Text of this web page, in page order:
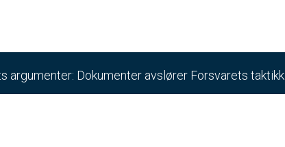
argumenter: Dokumenter avslører Forsvarets taktikk